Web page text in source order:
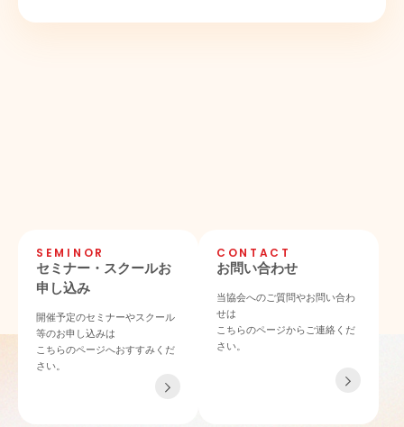
SEMINOR
セミナー・スクールお
申し込み
開催予定のセミナーやスクール
等のお申し込みは
こちらのページへおすすみくだ
さい。
CONTACT
お問い合わせ
当協会へのご質問やお問い合わ
せは
こちらのページからご連絡くだ
さい。
〒532-0011 大阪府大阪市淀川区西中島4-3-21 NLCセントラルビル901